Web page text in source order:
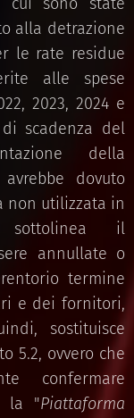
alla detrazione
le rate residue
alle spese
2023, 2024 e
scadenza del
della
dovuto
non utilizzata in
sottolinea il
annullate o
termine
e dei fornitori,
sostituisce
5.2, ovvero che
confermare
la "Piattaforma